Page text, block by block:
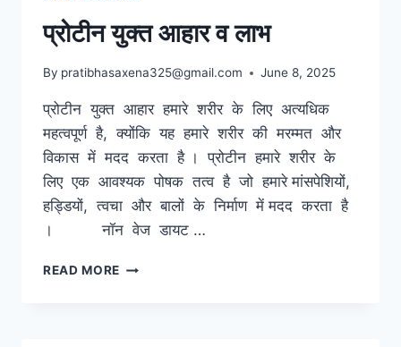
प्रोटीन युक्त आहार व लाभ
By pratibhasaxena325@gmail.com June 8, 2025
प्रोटीन युक्त आहार हमारे शरीर के लिए अत्यधिक
महत्वपूर्ण है, क्योंकि यह हमारे शरीर की मरम्मत और
विकास में मदद करता है । प्रोटीन हमारे शरीर के
लिए एक आवश्यक पोषक तत्व है जो हमारे मांसपेशियों,
हड्डियों, त्वचा और बालों के निर्माण में मदद करता है
। नॉन वेज डायट …
READ MORE प्रोटीन